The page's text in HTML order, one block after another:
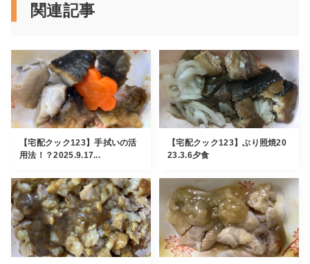
関連記事
【宅配クック123】手拭いの活
用法！？2025.9.17...
【宅配クック123】ぶり照焼20
23.3.6夕食